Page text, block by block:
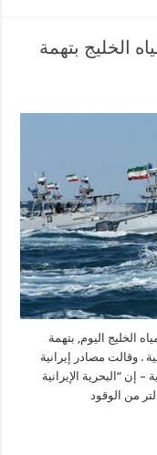
الخليج بتهمة
الخليج اليوم, بتهمة
الفلبينية . وقالت مصادر إيرانية
إن “البحرية الإيرانية
أوقفت عند سواحلها سفينة تحمل 283 ألف و900 لتر من الوقود